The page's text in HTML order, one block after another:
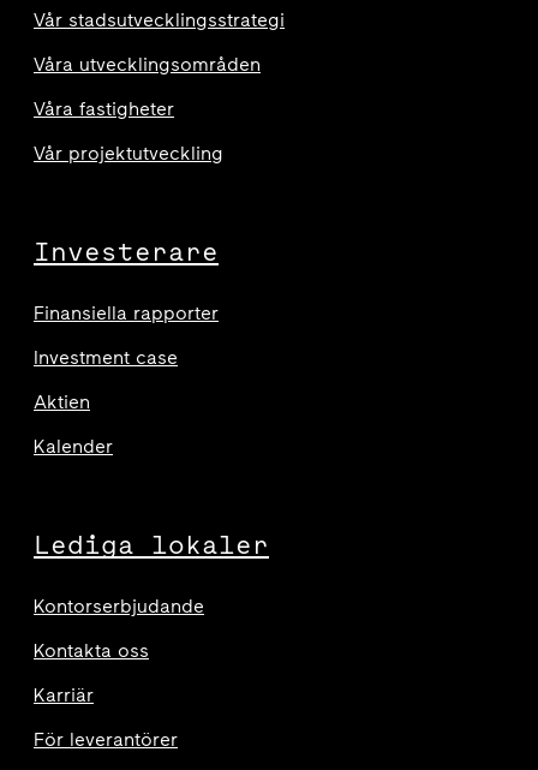
Vår stadsutvecklingsstrategi
Våra utvecklingsområden
Våra fastigheter
Vår projektutveckling
Investerare
Finansiella rapporter
Investment case
Aktien
Kalender
Lediga lokaler
Kontorserbjudande
Kontakta oss
Karriär
För leverantörer